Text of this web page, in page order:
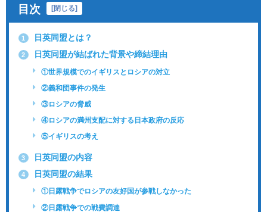
目次 [閉じる]
1 日英同盟とは？
2 日英同盟が結ばれた背景や締結理由
①世界規模でのイギリスとロシアの対立
②義和団事件の発生
③ロシアの脅威
④ロシアの満州支配に対する日本政府の反応
⑤イギリスの考え
3 日英同盟の内容
4 日英同盟の結果
①日露戦争でロシアの友好国が参戦しなかった
②日露戦争での戦費調達